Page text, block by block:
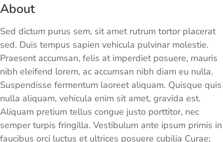
About
Sed dictum purus sem, sit amet rutrum tortor placerat
sed. Duis tempus sapien vehicula pulvinar molestie.
Praesent accumsan, felis at imperdiet posuere, mauris
nibh eleifend lorem, ac accumsan nibh diam eu nulla.
Suspendisse fermentum laoreet aliquam. Quisque quis
nulla aliquam, vehicula enim sit amet, gravida est.
Aliquam pretium tellus congue justo porttitor, nec
semper turpis fringilla. Vestibulum ante ipsum primis in
faucibus orci luctus et ultrices posuere cubilia Curae;